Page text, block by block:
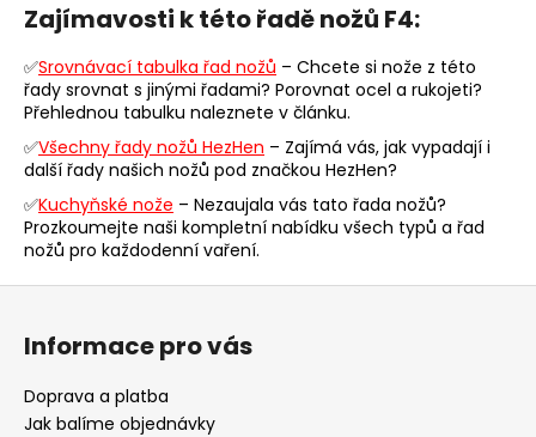
l
á
d
a
c
í
p
r
v
y
Zajímavosti k této řadě nožů F4:
✅Srovnávací tabulka řad nožů – Chcete si nože z této
řady srovnat s jinými řadami? Porovnat ocel a rukojeti?
Přehlednou tabulku naleznete v článku.
✅Všechny řady nožů HezHen – Zajímá vás, jak vypadají i
další řady našich nožů pod značkou HezHen?
✅Kuchyňské nože – Nezaujala vás tato řada nožů?
Prozkoumejte naši kompletní nabídku všech typů a řad
nožů pro každodenní vaření.
Z
Informace pro vás
Doprava a platba
Jak balíme objednávky